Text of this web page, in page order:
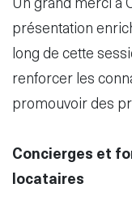
présentation
long de cette
renforcer les
promouvoir des
Concierges et
locataires